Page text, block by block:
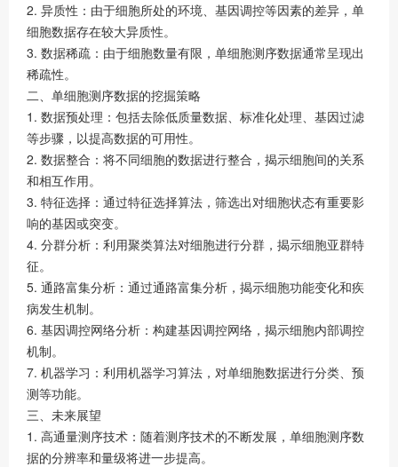
2. 异质性：由于细胞所处的环境、基因调控等因素的差异，单
细胞数据存在较大异质性。
3. 数据稀疏：由于细胞数量有限，单细胞测序数据通常呈现出
稀疏性。
二、单细胞测序数据的挖掘策略
1. 数据预处理：包括去除低质量数据、标准化处理、基因过滤
等步骤，以提高数据的可用性。
2. 数据整合：将不同细胞的数据进行整合，揭示细胞间的关系
和相互作用。
3. 特征选择：通过特征选择算法，筛选出对细胞状态有重要影
响的基因或突变。
4. 分群分析：利用聚类算法对细胞进行分群，揭示细胞亚群特
征。
5. 通路富集分析：通过通路富集分析，揭示细胞功能变化和疾
病发生机制。
6. 基因调控网络分析：构建基因调控网络，揭示细胞内部调控
机制。
7. 机器学习：利用机器学习算法，对单细胞数据进行分类、预
测等功能。
三、未来展望
1. 高通量测序技术：随着测序技术的不断发展，单细胞测序数
据的分辨率和量级将进一步提高。